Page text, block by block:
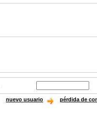
nuevo usuario pérdida de